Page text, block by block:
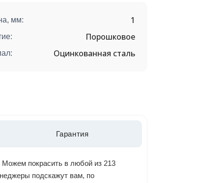
мм: 1
Порошковое
Оцинкованная сталь
Гарантия
покрасить в любой из 213
подскажут вам, по